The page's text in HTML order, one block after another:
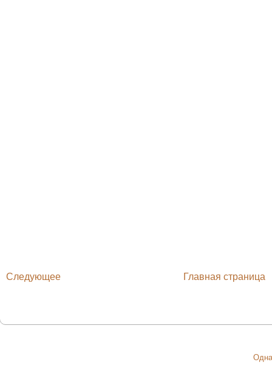
Следующее Главная страница